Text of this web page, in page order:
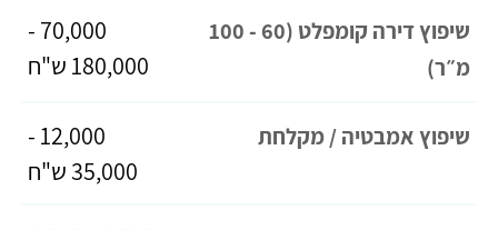
שיפוץ דירה קומפלט (60 - 100
מ״ר)
70,000 -
180,000 ש"ח
שיפוץ אמבטיה / מקלחת
12,000 -
35,000 ש"ח